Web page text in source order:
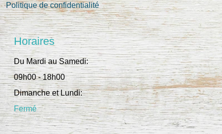
Politique de confidentialité
Horaires
Du Mardi au Samedi:
09h00 - 18h00
Dimanche et Lundi:
Fermé